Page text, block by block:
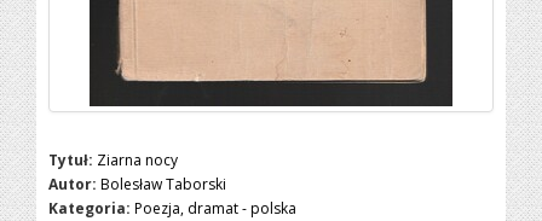
Tytuł: Ziarna nocy
Autor: Bolesław Taborski
Kategoria: Poezja, dramat - polska